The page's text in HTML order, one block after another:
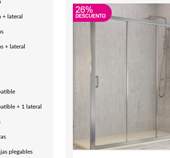
+ lateral
+ lateral
+ 1 lateral
plegables